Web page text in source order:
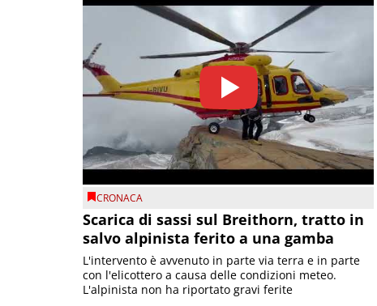
CRONACA
Scarica di sassi sul Breithorn, tratto in
salvo alpinista ferito a una gamba
L'intervento è avvenuto in parte via terra e in parte
con l'elicottero a causa delle condizioni meteo.
L'alpinista non ha riportato gravi ferite